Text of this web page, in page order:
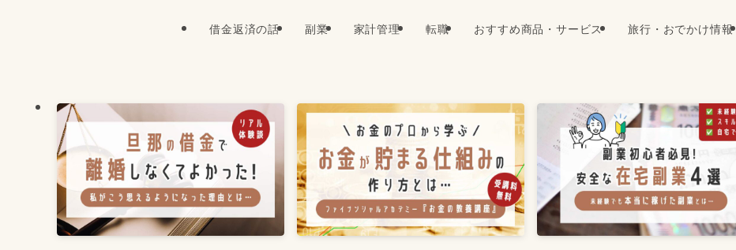
借金返済の話 副業 家計管理 転職 おすすめ商品・サービス 旅行・おでかけ情報